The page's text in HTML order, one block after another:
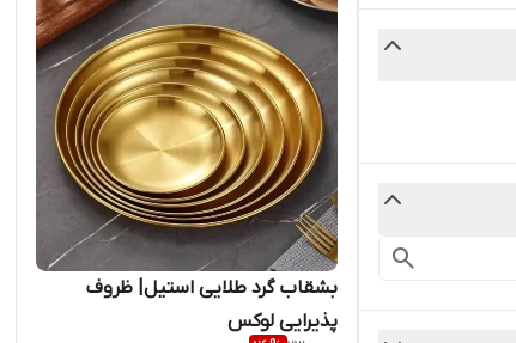
بشقاب گرد طلایی استیل| ظروف
پذیرایی لوکس